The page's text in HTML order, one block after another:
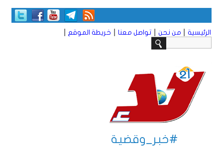
الرئيسية من نحن تواصل معنا خريطة الموقع
#خبر_وقضية